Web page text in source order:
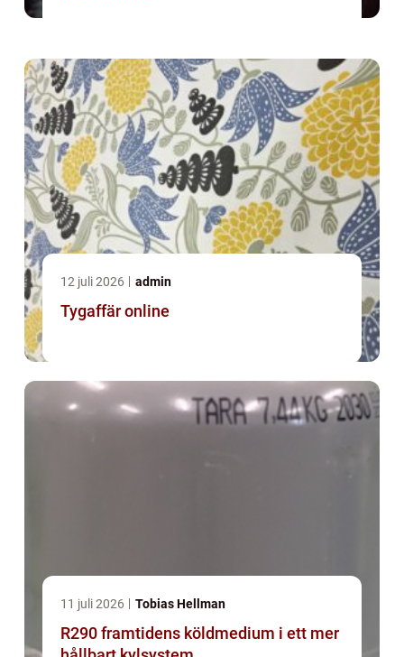
12 juli 2026 admin
Tygaffär online
11 juli 2026 Tobias Hellman
R290 framtidens köldmedium i ett mer